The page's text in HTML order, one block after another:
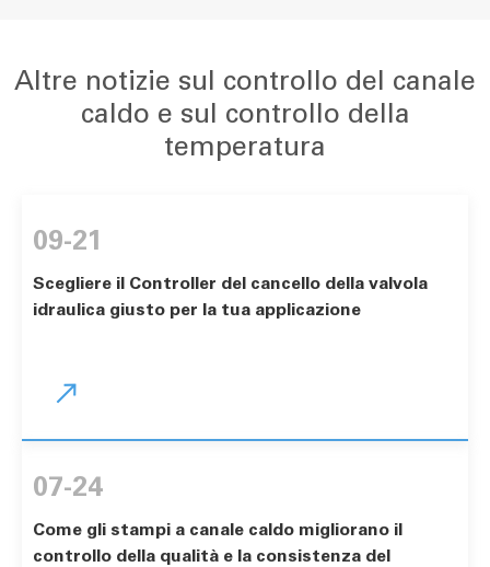
Altre notizie sul controllo del canale
caldo e sul controllo della
temperatura
09-21
Scegliere il Controller del cancello della valvola
idraulica giusto per la tua applicazione

07-24
Come gli stampi a canale caldo migliorano il
controllo della qualità e la consistenza del